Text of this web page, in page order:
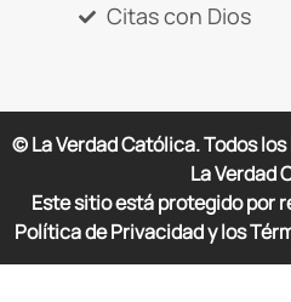
Citas con Dios
© La Verdad Católica. Todos
La Verdad
Este sitio está protegido por
Política de Privacidad y los